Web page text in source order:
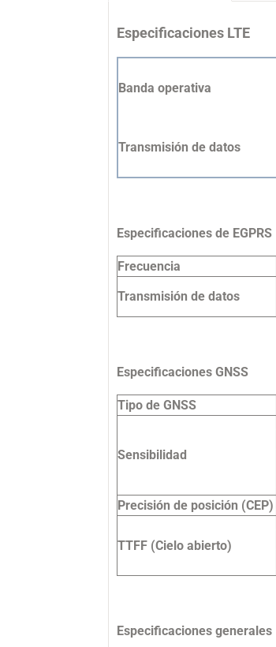
Especificaciones LTE
Banda operativa
Transmisión de datos
Especificaciones de EGPRS
Frecuencia
Transmisión de datos
Especificaciones GNSS
Tipo de GNSS
Sensibilidad
Precisión de posición (CEP)
TTFF (Cielo abierto)
Especificaciones generales